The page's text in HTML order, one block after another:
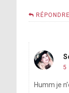
RÉPONDRE
5
Humm je